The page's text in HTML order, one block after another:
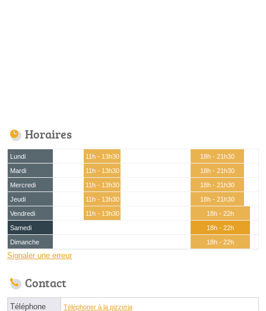
Horaires
Lundi 11h - 13h30
18h - 21h30
Mardi
11h - 13h30
18h - 21h30
Mercredi
11h - 13h30
18h - 21h30
Jeudi
11h - 13h30
18h - 21h30
Vendredi
11h - 13h30
18h - 22h
Samedi
18h - 22h
Dimanche
18h - 22h
Signaler une erreur
Contact
Téléphone Téléphoner à la pizzeria